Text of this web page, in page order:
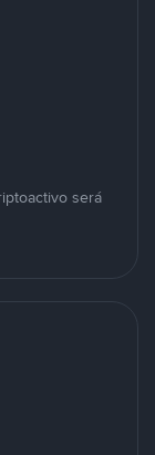
será